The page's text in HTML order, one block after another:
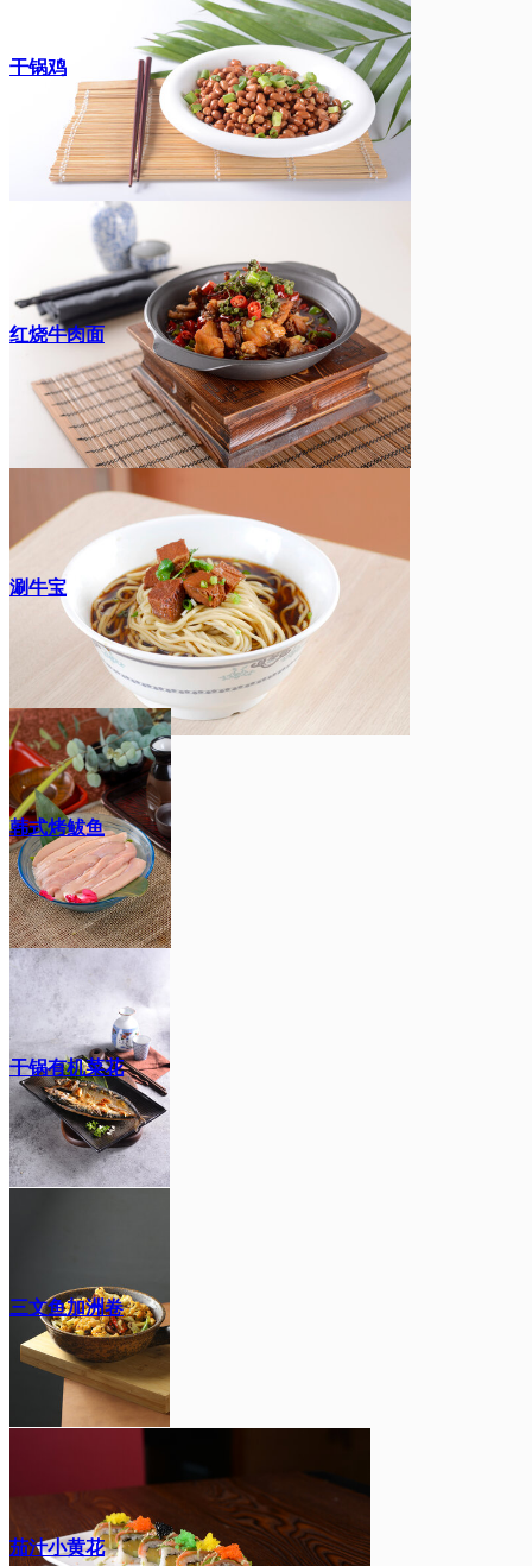
干锅鸡
红烧牛肉面
涮牛宝
韩式烤鲅鱼
干锅有机菜花
三文鱼加洲卷
茄汁小黄花